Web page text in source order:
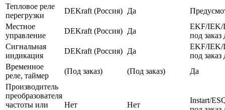
Тепловое реле
перегрузки
DEKraft (Россия) Да
Местное
управление
DEKraft (Россия) Да
EKF/IEK/
под заказ
Сигнальная
индикация
DEKraft (Россия) Да
EKF/IEK/
под заказ
Временное
реле, таймер
(Под заказ) (Под заказ)
Да
Производитель
преобразователя
частоты или
Нет Нет
Instart/